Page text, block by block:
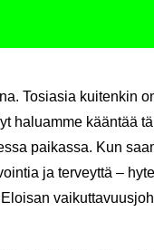
To­sia­sia kui­ten­kin
ha­luam­me kään­tää
pai­kas­sa. Kun
ja ter­veyt­tä –